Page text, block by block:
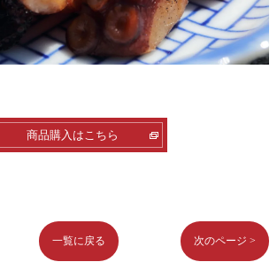
商品購入はこちら
一覧に戻る 次のページ >